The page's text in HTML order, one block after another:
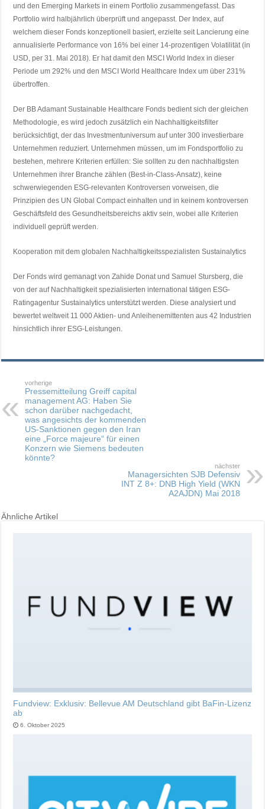
und den Emerging Markets in einem Portfolio zusammengefasst. Das
Portfolio wird halbjährlich überprüft und angepasst. Der Index, auf
welchem dieser Fonds konzeptionell basiert, erzielte seit Lancierung eine
annualisierte Performance von 16% bei einer 14-prozentigen Volatilität (in
USD, per 31. Mai 2018). Er hat damit den MSCI World Index in dieser
Periode um 292% und den MSCI World Healthcare Index um über 231%
übertroffen.
Der BB Adamant Sustainable Healthcare Fonds bedient sich der gleichen
Methodologie, es wird jedoch zusätzlich ein Nachhaltigkeitsfilter
berücksichtigt, der das Investmentuniversum auf unter 300 investierbare
Unternehmen reduziert. Unternehmen müssen, um im Fondsportfolio zu
bestehen, mehrere Kriterien erfüllen: Sie sollten zu den nachhaltigsten
Unternehmen ihrer Branche zählen (Best-in-Class-Ansatz), keine
schwerwiegenden ESG-relevanten Kontroversen vorweisen, die
Prinzipien des UN Global Compact einhalten und in keinem kontroversen
Geschäftsfeld des Gesundheitsbereichs aktiv sein, wobei alle Kriterien
individuell geprüft werden.
Kooperation mit dem globalen Nachhaltigkeitsspezialisten Sustainalytics
Der Fonds wird gemanagt von Zahide Donat und Samuel Stursberg, die
von der auf Nachhaltigkeit spezialisierten international tätigen ESG-
Ratingagentur Sustainalytics unterstützt werden. Diese analysiert und
bewertet weltweit 11 000 Aktien- und Anleihenemittenten aus 42 Industrien
hinsichtlich ihrer ESG-Leistungen.
vorherige
Pressemitteilung Greiff capital
management AG: Haben Sie
schon darüber nachgedacht,
was angesichts der kommenden
US-Sanktionen gegen den Iran
eine „Force majeure“ für einen
Konzern wie Siemens bedeuten
könnte?
nächster
Managersichten SJB Defensiv
INT Z 8+: DNB High Yield (WKN
A2AJDN) Mai 2018
Ähnliche Artikel
Fundview: Exklusiv: Bellevue AM Deutschland gibt BaFin-Lizenz
ab
6. Oktober 2025